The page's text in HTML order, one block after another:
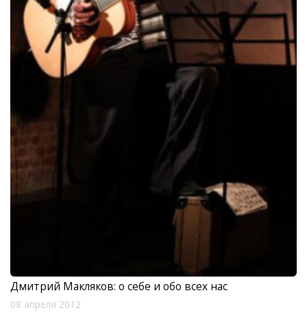
Дмитрий Макляков: о себе и обо всех нас
08 апреля 2012